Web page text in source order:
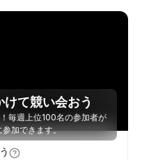
けて競い会おう
毎週上位100名の参加者が
加できます。